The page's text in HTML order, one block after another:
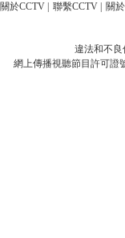
關於CCTV 聯繫CCTV 關
違法和不良
網上傳播視聽節目許可證